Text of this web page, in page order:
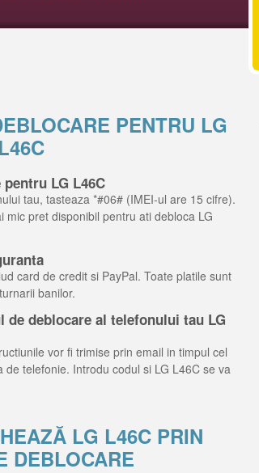
PENTRU LG
L46C
LG L46C
tau, tasteaza *#06# (IMEI-ul are 15 cifre).
mic pret disponibil pentru ati debloca LG
card de credit si PayPal. Toate platile sunt
banilor.
de deblocare al telefonului tau LG
vor fi trimise prin email in timpul cel
telefonie. Introdu codul si LG L46C se va
LG L46C PRIN
DEBLOCARE